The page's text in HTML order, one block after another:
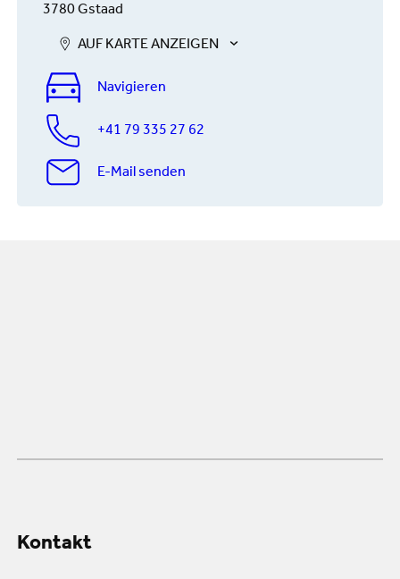
3780 Gstaad
AUF KARTE ANZEIGEN
Navigieren
+41 79 335 27 62
E-Mail senden
Kontakt